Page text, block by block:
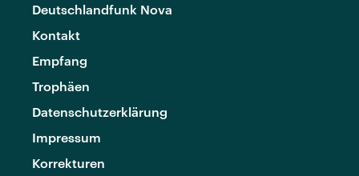
Deutschlandfunk Nova
Kontakt
Empfang
Trophäen
Datenschutzerklärung
Impressum
Korrekturen